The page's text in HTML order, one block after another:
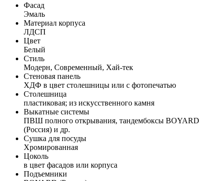
Фасад
Эмаль
Материал корпуса
ЛДСП
Цвет
Белый
Стиль
Модерн, Современный, Хай-тек
Стеновая панель
ХДФ в цвет столешницы или с фотопечатью
Столешница
пластиковая; из искусственного камня
Выкатные системы
ПВШ полного открывания, тандембоксы BOYARD
(Россия) и др.
Сушка для посуды
Хромированная
Цоколь
в цвет фасадов или корпуса
Подъемники